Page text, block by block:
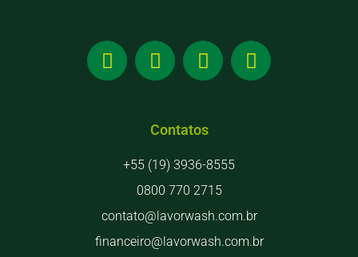
Contatos
+55 (19) 3936-8555
0800 770 2715
contato@lavorwash.com.br
financeiro@lavorwash.com.br